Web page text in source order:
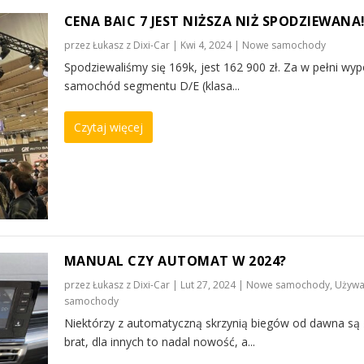
CENA BAIC 7 JEST NIŻSZA NIŻ SPODZIEWANA!
przezŁukasz z Dixi-Car| Kwi 4, 2024| Nowe samochody
Spodziewaliśmy się 169k, jest 162 900 zł. Za w pełni
samochód segmentu D/E (klasa...
Czytaj więcej
MANUAL CZY AUTOMAT W 2024?
przezŁukasz z Dixi-Car| Lut 27, 2024| Nowe samochody,
samochody
Niektórzy z automatyczną skrzynią biegów od dawna są
brat, dla innych to nadal nowość, a...